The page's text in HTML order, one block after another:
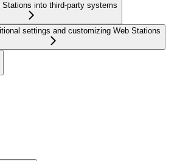
Stations into third-party systems
settings and customizing Web Stations